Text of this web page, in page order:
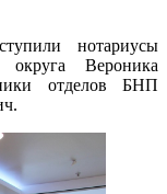
нотариусы
округа Вероника
отделов БНП